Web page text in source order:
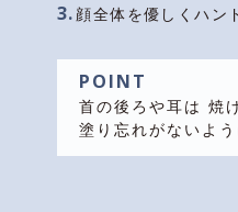
3. 顔全体を優しくハン
POINT
首の後ろや耳は 焼
塗り忘れがないよ